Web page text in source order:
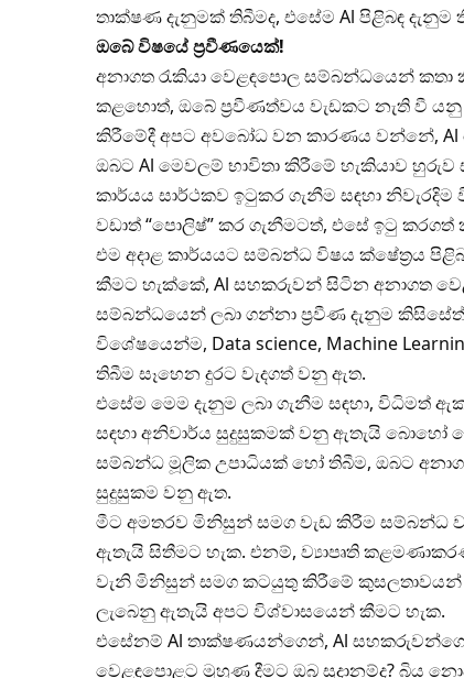
තාක්ෂණ දැනුමක් තිබීමද, එසේම Al පිළිබඳ
ඔබේ විෂයේ ප්‍රවීණයෙක්!
අනාගත රැකියා වෙළඳපොල සම්බන්ධයෙන්
කළහොත්, ඔබේ ප්‍රවීණත්වය වැඩකට නැති වී
කිරීමේදී අපට අවබෝධ වන කාරණය වන්නේ, Al
ඔබට Al මෙවලම් භාවිතා කිරීමේ හැකියාව හුරුව
කාර්යය සාර්ථකව ඉටුකර ගැනීම සඳහා
වඩාත් “පොලිෂ්” කර ගැනීමටත්, එසේ ඉටු
එම අදාළ කාර්යයට සම්බන්ධ විෂය ක්ෂේත්‍රය
කීමට හැක්කේ, Al සහකරුවන් සිටින අනාගත
සම්බන්ධයෙන් ලබා ගන්නා ප්‍රවීණ දැනුම
විශේෂයෙන්ම, Data science, Machine
තිබීම සෑහෙන දුරට වැදගත් වනු ඇත.
එසේම මෙම දැනුම ලබා ගැනීම සඳහා, විධිමත්
සඳහා අනිවාර්ය සුදුසුකමක් වනු ඇතැයි බොහෝ
සම්බන්ධ මූලික උපාධියක් හෝ තිබීම, ඔබට
සුදුසුකම වනු ඇත.
මීට අමතරව මිනිසුන් සමග වැඩ කිරීම සම්බන්ධ
ඇතැයි සිතීමට හැක. එනම්, ව්‍යාපෘති
වැනි මිනිසුන් සමග කටයුතු කිරීමේ කුසලතාවයන්
ලැබෙනු ඇතැයි අපට විශ්වාසයෙන් කීමට හැක.
එසේනම් Al තාක්ෂණයන්ගෙන්, Al
වෙළඳපොළට මුහුණ දීමට ඔබ සූදානම්ද? බිය